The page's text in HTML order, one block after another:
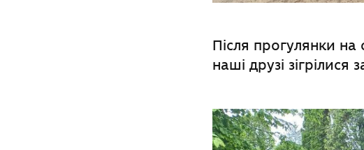
Після прогулянки на
наші друзі